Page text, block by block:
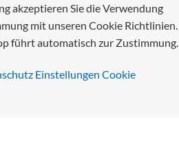
akzeptieren Sie die Verwendung
mit unseren Cookie Richtlinien.
führt automatisch zur Zustimmung.
Einstellungen Cookie